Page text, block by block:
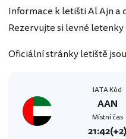
Informace k letišti Al Ajn a
Rezervujte si levné letenky
Oficiální stránky letiště jsou
IATA Kód
AAN
Místní čas
21:42(+2)